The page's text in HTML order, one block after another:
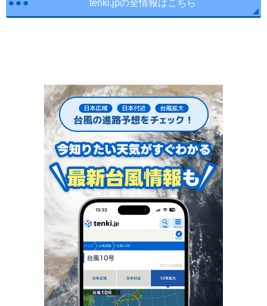
tenki.jpの全情報はこちら